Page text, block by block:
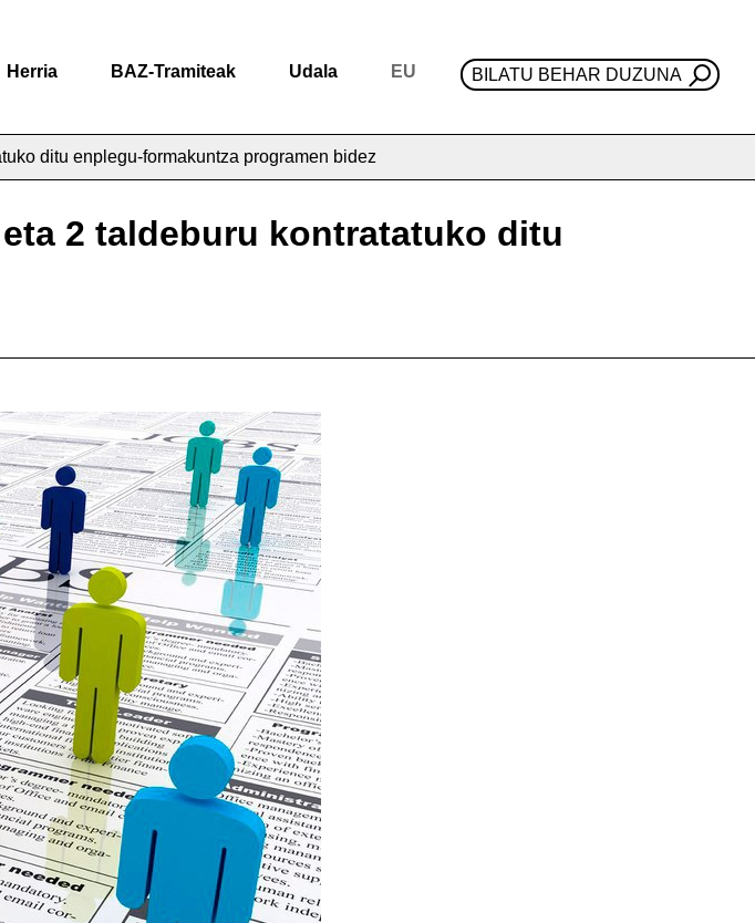
Herria BAZ-Tramiteak Udala EU BILATU BEHAR DUZUNA
ditu enplegu-formakuntza programen bidez
2 taldeburu kontratatuko ditu